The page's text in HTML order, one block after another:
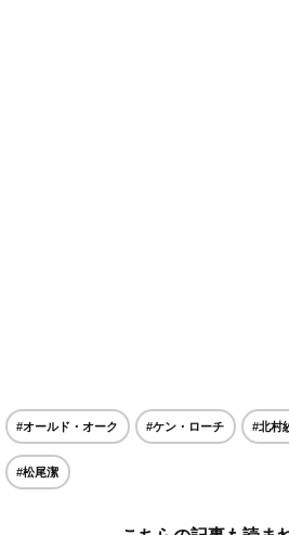
#オールド・オーク #ケン・ローチ #北村
#松尾潔